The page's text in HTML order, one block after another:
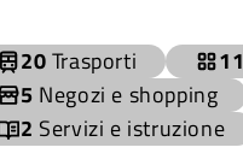
− 20Trasporti 11
5 Negozi e shopping
2 Servizi e istruzione